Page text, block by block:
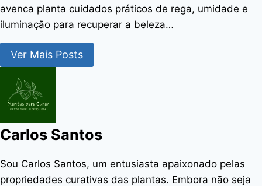
avenca planta cuidados práticos de rega, umidade e
iluminação para recuperar a beleza…
Ver Mais Posts
Carlos Santos
Sou Carlos Santos, um entusiasta apaixonado pelas
propriedades curativas das plantas. Embora não seja